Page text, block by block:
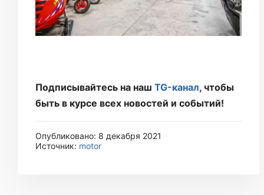
Подписывайтесь на наш TG-канал, чтобы
быть в курсе всех новостей и событий!
Опубликовано: 8 декабря 2021
Источник: motor